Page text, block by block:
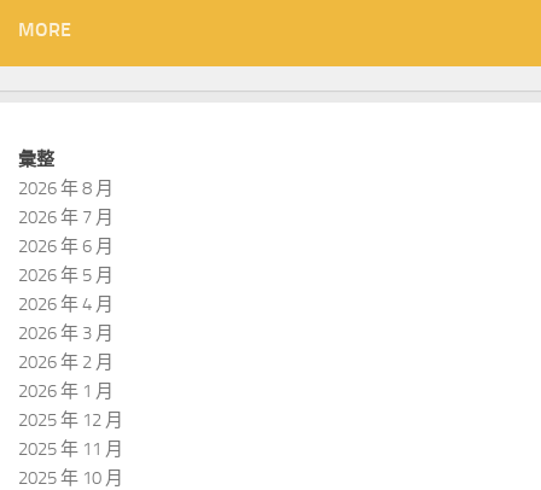
MORE
彙整
2026 年 8 月
2026 年 7 月
2026 年 6 月
2026 年 5 月
2026 年 4 月
2026 年 3 月
2026 年 2 月
2026 年 1 月
2025 年 12 月
2025 年 11 月
2025 年 10 月